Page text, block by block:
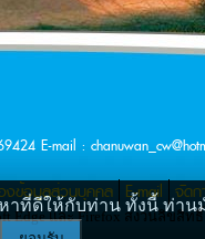
E-mail :
งข้อมูลส่วนบุคคล E-mail จัดก
Edge และ Firefox สงวนลิขสิท
ดีให้กับท่าน ทั้งนี้ ท่า